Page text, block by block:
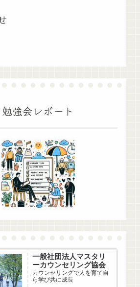
勉強会レポート
一般社団法人マスタリ
ーカウンセリング協会
カウンセリングで人を育て自
ら学び共に成長